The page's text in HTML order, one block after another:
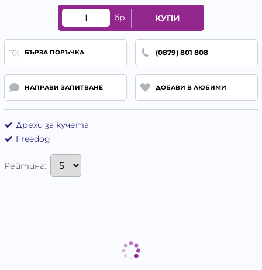
бр. КУПИ
БЪРЗА ПОРЪЧКА (0879) 801 808
НАПРАВИ ЗАПИТВАНЕ ДОБАВИ В ЛЮБИМИ
Дрехи за кучета
Freedog
Рейтинг: